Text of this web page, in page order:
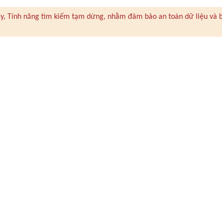
Tính năng tìm kiếm tạm dừng, nhằm đảm bảo an toàn dữ liệu và